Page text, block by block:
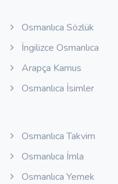
Osmanlıca Sözlük
İngilizce Osmanlıca
Arapça Kamus
Osmanlıca İsimler
Osmanlıca Takvim
Osmanlıca İmla
Osmanlıca Yemek